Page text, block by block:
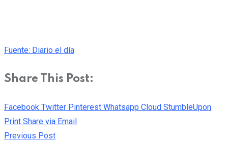
Fuente: Diario el día
Share This Post:
Facebook Twitter Pinterest Whatsapp Cloud StumbleUpon
Print Share via Email
Previous Post